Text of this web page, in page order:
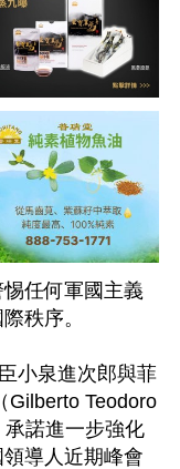
任何軍國主義
秩序。
小泉進次郎與菲
Gilberto Teodoro
諾進一步強化
領導人近期峰會